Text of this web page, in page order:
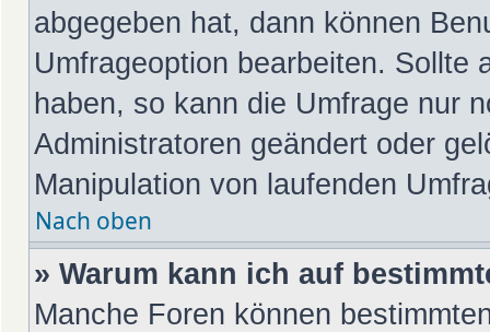
abgegeben hat, dann können
Umfrageoption bearbeiten. Sollte
haben, so kann die Umfrage nur
Administratoren geändert oder
Manipulation von laufenden
Nach oben
» Warum kann ich auf
Manche Foren können